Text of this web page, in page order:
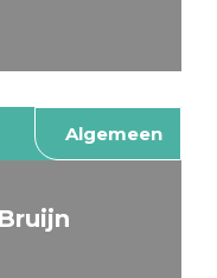
Algemeen